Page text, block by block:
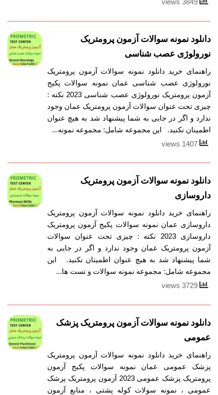
دانلود نمونه سوالات آزمون پرومتریک
نورولوژی عصب شناسی
راهنمای خرید دانلود نمونه سوالات آزمون پرومتریک
نورولوژی عصب شناسی عمان نمونه سوالات پکیج
آزمون پرومتریک نورولوژی عصب شناسی 2023 نکته :
چیزی تحت عنوان سوالات آزمون پرومتریک عمان وجود
ندارد و اگر در جایی به شما پیشنهاد شد به هیچ عنوان
اطمینان نکنید. این مجموعه شامل: مجموعه نمونه...
دانلود نمونه سوالات آزمون پرومتریک
داروسازی
راهنمای خرید دانلود نمونه سوالات آزمون پرومتریک
داروسازی عمان نمونه سوالات پکیج آزمون پرومتریک
داروسازی 2023 نکته : چیزی تحت عنوان سوالات
آزمون پرومتریک عمان وجود ندارد و اگر در جایی به
شما پیشنهاد شد به هیچ عنوان اطمینان نکنید. این
مجموعه شامل: مجموعه نمونه سوالات و تست ها...
دانلود نمونه سوالات آزمون پرومتریک پزشک
عمومی
راهنمای خرید دانلود نمونه سوالات آزمون پرومتریک
پزشک عمومی عمان نمونه سوالات پکیج آزمون
پرومتریک پزشک عمومی 2023 آزمون پرومتریک پزشک
عمومی ، نمونه سولات کوله پشتی ، منابع آزمون